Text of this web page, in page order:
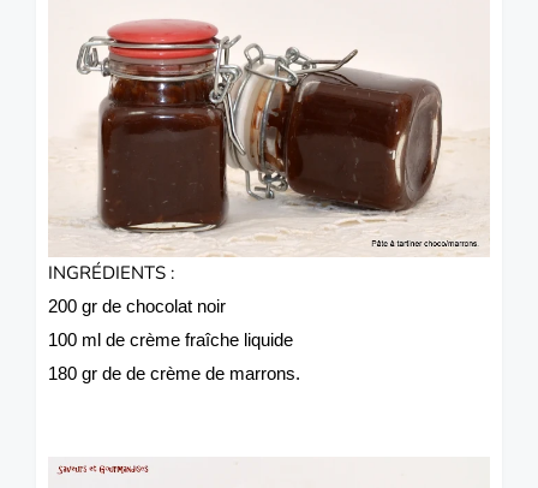
INGRÉDIENTS :
200 gr de chocolat noir
100 ml de crème fraîche liquide
180 gr de de crème de marrons.